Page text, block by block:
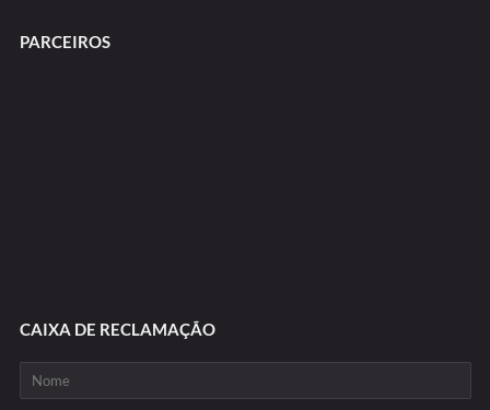
PARCEIROS
CAIXA DE RECLAMAÇÃO